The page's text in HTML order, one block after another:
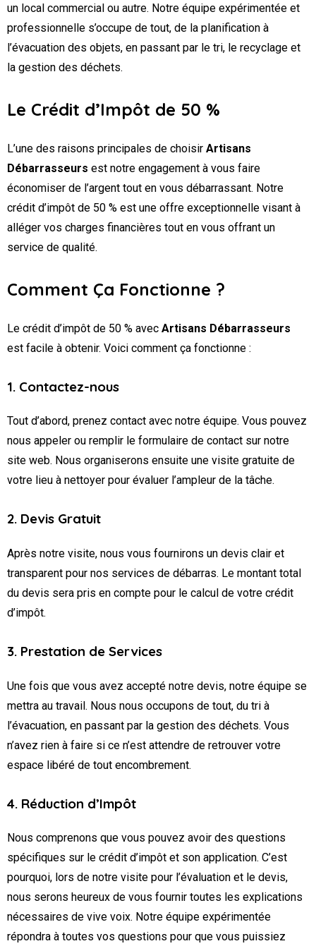
un local commercial ou autre. Notre équipe expérimentée et
professionnelle s’occupe de tout, de la planification à
l’évacuation des objets, en passant par le tri, le recyclage et
la gestion des déchets.
Le Crédit d’Impôt de 50 %
L’une des raisons principales de choisir Artisans
Débarrasseurs est notre engagement à vous faire
économiser de l’argent tout en vous débarrassant. Notre
crédit d’impôt de 50 % est une offre exceptionnelle visant à
alléger vos charges financières tout en vous offrant un
service de qualité.
Comment Ça Fonctionne ?
Le crédit d’impôt de 50 % avec Artisans Débarrasseurs
est facile à obtenir. Voici comment ça fonctionne :
1. Contactez-nous
Tout d’abord, prenez contact avec notre équipe. Vous pouvez
nous appeler ou remplir le formulaire de contact sur notre
site web. Nous organiserons ensuite une visite gratuite de
votre lieu à nettoyer pour évaluer l’ampleur de la tâche.
2. Devis Gratuit
Après notre visite, nous vous fournirons un devis clair et
transparent pour nos services de débarras. Le montant total
du devis sera pris en compte pour le calcul de votre crédit
d’impôt.
3. Prestation de Services
Une fois que vous avez accepté notre devis, notre équipe se
mettra au travail. Nous nous occupons de tout, du tri à
l’évacuation, en passant par la gestion des déchets. Vous
n’avez rien à faire si ce n’est attendre de retrouver votre
espace libéré de tout encombrement.
4. Réduction d’Impôt
Nous comprenons que vous pouvez avoir des questions
spécifiques sur le crédit d’impôt et son application. C’est
pourquoi, lors de notre visite pour l’évaluation et le devis,
nous serons heureux de vous fournir toutes les explications
nécessaires de vive voix. Notre équipe expérimentée
répondra à toutes vos questions pour que vous puissiez